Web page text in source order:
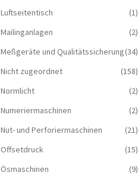
Luftseitentisch
(1)
Mailinganlagen
(2)
Meßgeräte und Qualitätssicherung(34)
Nicht zugeordnet
(158)
Normlicht
(2)
Numeriermaschinen
(2)
Nut- und Perforiermaschinen
(21)
Offsetdruck
(15)
Ösmaschinen
(9)